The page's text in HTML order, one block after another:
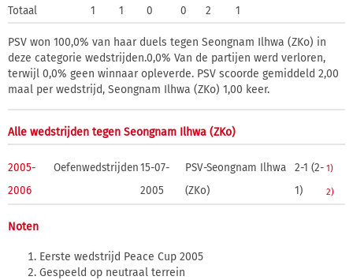
Totaal
1 1 0 0 2 1
PSV won 100,0% van haar duels tegen Seongnam Ilhwa (ZKo) in
deze categorie wedstrijden.0,0% Van de partijen werd verloren,
terwijl 0,0% geen winnaar opleverde. PSV scoorde gemiddeld 2,00
maal per wedstrijd, Seongnam Ilhwa (ZKo) 1,00 keer.
Alle wedstrijden tegen Seongnam Ilhwa (ZKo)
2005-
2006
Oefenwedstrijden15-07-
2005
PSV-Seongnam Ilhwa
(ZKo)
2-1 (2-
1)
1)
2)
Noten
Eerste wedstrijd Peace Cup 2005
Gespeeld op neutraal terrein